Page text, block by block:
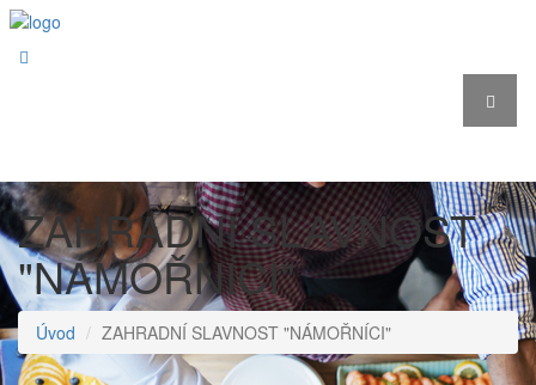
ZAHRADNÍ SLAVNOST
"NÁMOŘNÍCI"
Úvod ZAHRADNÍ SLAVNOST "NÁMOŘNÍCI"